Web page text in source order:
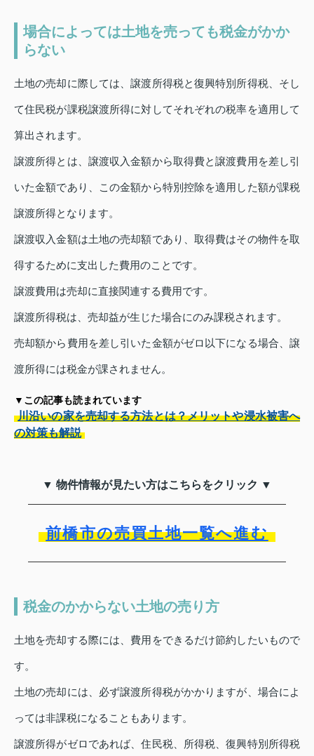
場合によっては土地を売っても税金がかか
らない
土地の売却に際しては、譲渡所得税と復興特別所得税、そし
て住民税が課税譲渡所得に対してそれぞれの税率を適用して
算出されます。
譲渡所得とは、譲渡収入金額から取得費と譲渡費用を差し引
いた金額であり、この金額から特別控除を適用した額が課税
譲渡所得となります。
譲渡収入金額は土地の売却額であり、取得費はその物件を取
得するために支出した費用のことです。
譲渡費用は売却に直接関連する費用です。
譲渡所得税は、売却益が生じた場合にのみ課税されます。
売却額から費用を差し引いた金額がゼロ以下になる場合、譲
渡所得には税金が課されません。
▼この記事も読まれています
川沿いの家を売却する方法とは？メリットや浸水被害へ
の対策も解説
▼ 物件情報が見たい方はこちらをクリック ▼
前橋市の売買土地一覧へ進む
税金のかからない土地の売り方
土地を売却する際には、費用をできるだけ節約したいもので
す。
土地の売却には、必ず譲渡所得税がかかりますが、場合によ
っては非課税になることもあります。
譲渡所得がゼロであれば、住民税、所得税、復興特別所得税